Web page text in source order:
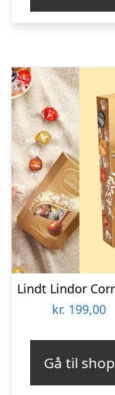
kr. 199,00
Gå til shop